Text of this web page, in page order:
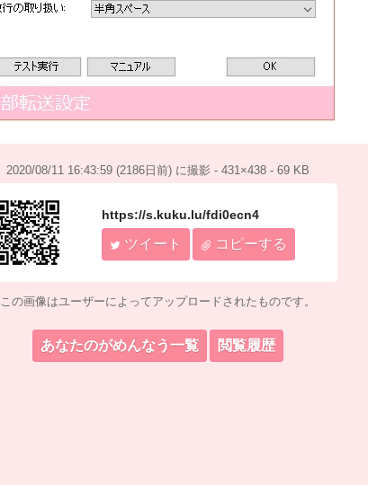
2020/08/11 16:43:59 (2186日前) に撮影 - 431×438 - 69 KB
https://s.kuku.lu/fdi0ecn4
ツイート コピーする
この画像はユーザーによってアップロードされたものです。
あなたのがめんなう一覧 閲覧履歴